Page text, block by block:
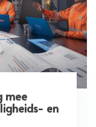
mee
en